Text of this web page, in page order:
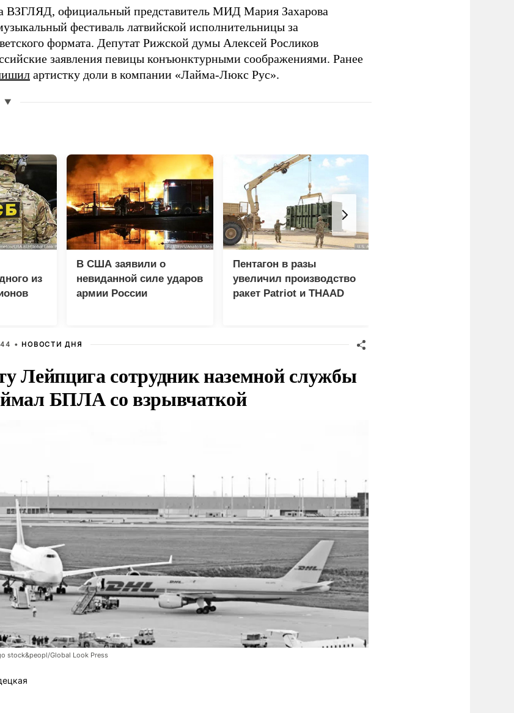
ВЗГЛЯД, официальный представитель МИД Мария Захарова
фестиваль латвийской исполнительницы за
формата. Депутат Рижской думы Алексей Росликов
заявления певицы конъюнктурными соображениями. Ранее
артистку доли в компании «Лайма-Люкс Рус».
▼
из
В США заявили о
невиданной силе ударов
армии России
Пентагон в разы
увеличил производство
ракет Patriot и THAAD
• НОВОСТИ ДНЯ
Лейпцига сотрудник наземной службы
БПЛА со взрывчаткой
stock&peopl/Global Look Press